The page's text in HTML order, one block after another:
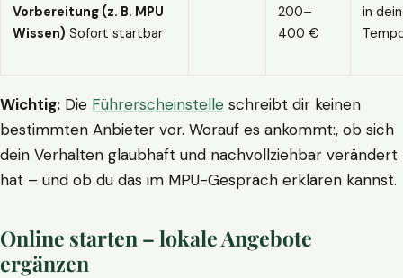
Vorbereitung (z. B. MPU
Wissen) Sofort startbar
200–
400 €
in
Wichtig: Die Führerscheinstelle schreibt dir keinen
bestimmten Anbieter vor. Worauf es ankommt:, ob sich
dein Verhalten glaubhaft und nachvollziehbar verändert
hat – und ob du das im MPU-Gespräch erklären kannst.
Online starten – lokale Angebote
ergänzen